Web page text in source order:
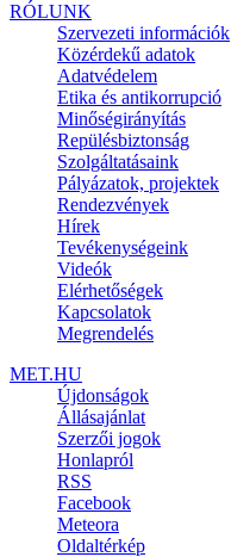
RÓLUNK
Szervezeti információk
Közérdekű adatok
Adatvédelem
Etika és antikorrupció
Minőségirányítás
Repülésbiztonság
Szolgáltatásaink
Pályázatok, projektek
Rendezvények
Hírek
Tevékenységeink
Videók
Elérhetőségek
Kapcsolatok
Megrendelés
MET.HU
Újdonságok
Állásajánlat
Szerzői jogok
Honlapról
RSS
Facebook
Meteora
Oldaltérkép